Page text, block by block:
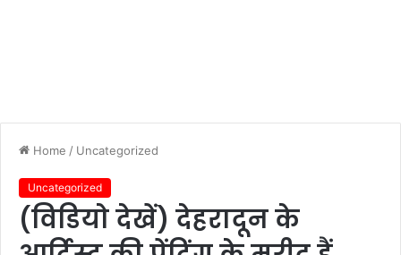
Home / Uncategorized
Uncategorized
(विडियो देखें) देहरादून के